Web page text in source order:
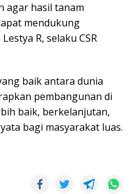
agar hasil tanam
mendukung
R, selaku CSR
baik antara dunia
pembangunan di
baik, berkelanjutan,
bagi masyarakat luas.